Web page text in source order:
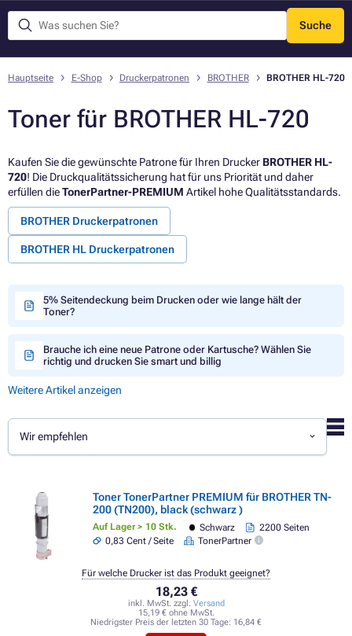
Suche
Menü
Hauptseite E-Shop Druckerpatronen BROTHER BROTHER HL-720
Toner für BROTHER HL-720
Kaufen Sie die gewünschte Patrone für Ihren Drucker BROTHER HL-
720! Die Druckqualitätssicherung hat für uns Priorität und daher
erfüllen dieTonerPartner-PREMIUM Artikel hohe Qualitätsstandards.
BROTHER Druckerpatronen
BROTHER HL Druckerpatronen
5% Seitendeckung beim Drucken oder wie lange hält der
Toner?
Brauche ich eine neue Patrone oder Kartusche? Wählen Sie
richtig und drucken Sie smart und billig
Weitere Artikel anzeigen
Wir empfehlen
Toner TonerPartner PREMIUM für BROTHER TN-
200 (TN200), black (schwarz )
Auf Lager > 10 Stk. Schwarz
2200 Seiten
0,83 Cent / Seite
TonerPartner
18,23 €
inkl. MwSt. zzgl. Versand
15,19 € ohne MwSt.
Niedrigster Preis der letzten 30 Tage: 16,84 €
Für welche Drucker ist das Produkt geeignet?